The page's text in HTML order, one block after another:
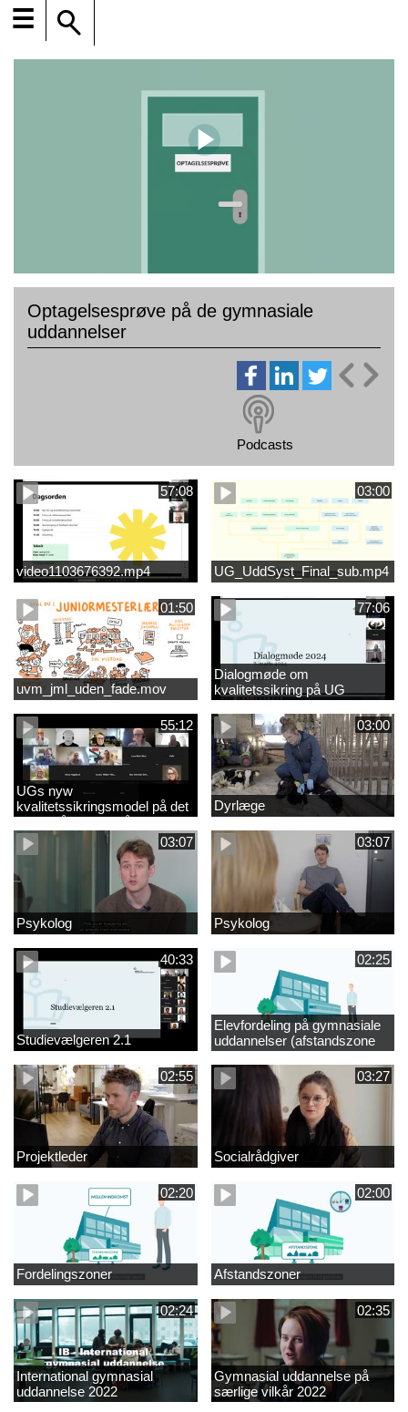
☰
Optagelsesprøve på de gymnasiale
uddannelser
Podcasts
57:08
video1103676392.mp4
03:00
UG_UddSyst_Final_sub.mp4
01:50
uvm_jml_uden_fade.mov
77:06
Dialogmøde om
kvalitetssikring på UG
55:12
UGs nyw
kvalitetssikringsmodel på det
videregående område
03:00
Dyrlæge
03:07
Psykolog
03:07
Psykolog
40:33
Studievælgeren 2.1
02:25
Elevfordeling på gymnasiale
uddannelser (afstandszone
redigeret)
02:55
Projektleder
03:27
Socialrådgiver
02:20
Fordelingszoner
02:00
Afstandszoner
02:24
International gymnasial
uddannelse 2022
02:35
Gymnasial uddannelse på
særlige vilkår 2022